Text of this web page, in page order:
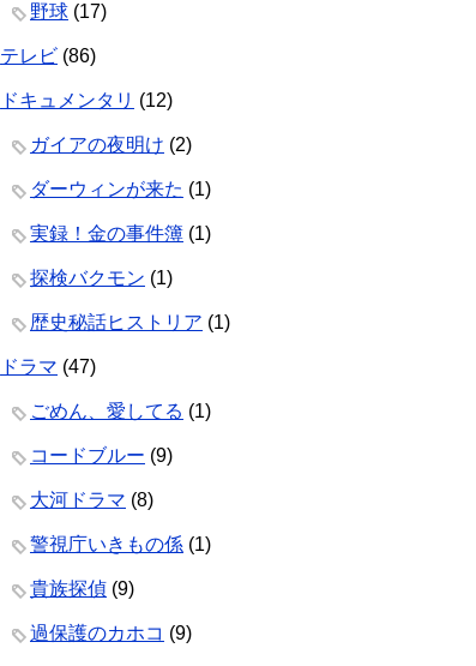
野球 (17)
テレビ (86)
ドキュメンタリ (12)
ガイアの夜明け (2)
ダーウィンが来た (1)
実録！金の事件簿 (1)
探検バクモン (1)
歴史秘話ヒストリア (1)
ドラマ (47)
ごめん、愛してる (1)
コードブルー (9)
大河ドラマ (8)
警視庁いきもの係 (1)
貴族探偵 (9)
過保護のカホコ (9)